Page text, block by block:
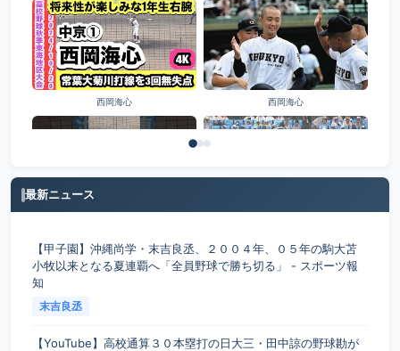
西岡海心 西岡海心
最新ニュース
【甲子園】沖縄尚学・末吉良丞、２００４年、０５年の駒大苫
小牧以来となる夏連覇へ「全員野球で勝ち切る」 - スポーツ報
知
末吉良丞
【YouTube】高校通算３０本塁打の日大三・田中諒の野球勘が